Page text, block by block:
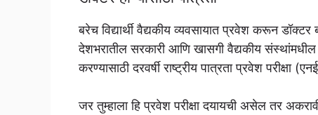
बरेच विद्यार्थी वैद्यकीय व्यवसायात प्रवेश करून
देशभरातील सरकारी आणि खासगी वैद्यकीय संस्थांमधील
करण्यासाठी दरवर्षी राष्ट्रीय पात्रता प्रवेश परीक्षा
जर तुम्हाला हि प्रवेश परीक्षा दयायची असेल तर